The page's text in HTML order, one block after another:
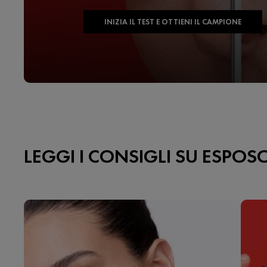
INIZIA IL TEST E OTTIENI IL CAMPIONE
LEGGI I CONSIGLI SU